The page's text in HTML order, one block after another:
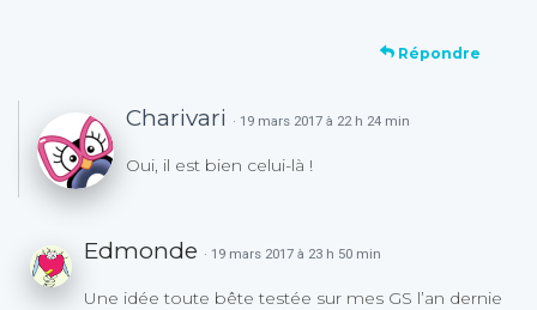
Répondre
Charivari · 19 mars 2017 à 22 h 24 min
Oui, il est bien celui-là !
Edmonde · 19 mars 2017 à 23 h 50 min
Une idée toute bête testée sur mes GS l’an dernie